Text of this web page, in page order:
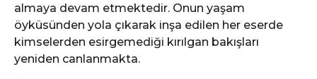
almaya devam etmektedir. Onun yaşam
öyküsünden yola çıkarak inşa edilen her eserde
kimselerden esirgemediği kırılgan bakışları
yeniden canlanmakta.